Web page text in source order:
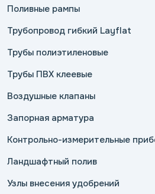
Поливные рампы
Трубопровод гибкий Layflat
Трубы полиэтиленовые
Трубы ПВХ клеевые
Воздушные клапаны
Запорная арматура
Контрольно-измерительные
Ландшафтный полив
Узлы внесения удобрений